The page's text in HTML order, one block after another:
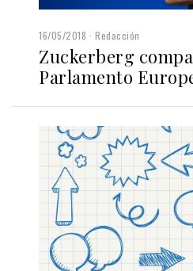
16/05/2018 Redacción
Zuckerberg
Parlamento